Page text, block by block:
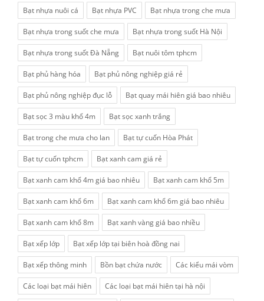
Bạt nhựa nuôi cá Bạt nhựa PVC Bạt nhựa trong che mưa
Bạt nhựa trong suốt che mưa Bạt nhựa trong suốt Hà Nội
Bạt nhựa trong suốt Đà Nẵng Bạt nuôi tôm tphcm
Bạt phủ hàng hóa Bạt phủ nông nghiệp giá rẻ
Bạt phủ nông nghiệp đục lỗ Bạt quay mái hiên giá bao nhiêu
Bạt sọc 3 màu khổ 4m Bạt sọc xanh trắng
Bạt trong che mưa cho lan Bạt tự cuốn Hòa Phát
Bạt tự cuốn tphcm Bạt xanh cam giá rẻ
Bạt xanh cam khổ 4m giá bao nhiêu Bạt xanh cam khổ 5m
Bạt xanh cam khổ 6m Bạt xanh cam khổ 6m giá bao nhiêu
Bạt xanh cam khổ 8m Bạt xanh vàng giá bao nhiều
Bạt xếp lớp Bạt xếp lớp tại biên hoà đồng nai
Bạt xếp thông minh Bồn bạt chứa nước Các kiểu mái vòm
Các loại bạt mái hiên Các loại bạt mái hiên tại hà nội